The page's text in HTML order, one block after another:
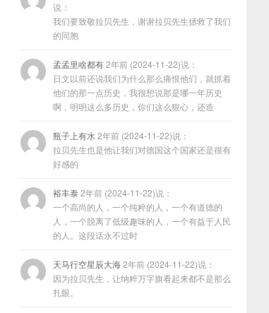
说：
我们要致敬拉贝先生，谢谢拉贝先生拯救了我们
的同胞
孟孟里啥都有2年前 (2024-11-22)说：
日文以前还说我们为什么那么痛恨他们，就抓着
他们的那一点历史，我很想说那是哪一年历史
啊，明明这么多历史，你们这么狠心，还造
瓶子上有水 2年前 (2024-11-22)说：
拉贝先生也是他让我们对德国这个国家还是很有
好感的
裕丰泰2年前 (2024-11-22)说：
一个高尚的人，一个纯粹的人，一个有道德的
人，一个脱离了低级趣味的人，一个有益于人民
的人。这段话永不过时
天马行空星辰大海2年前 (2024-11-22)说：
因为拉贝先生，让纳粹万字旗看起来都不是那么
扎眼。